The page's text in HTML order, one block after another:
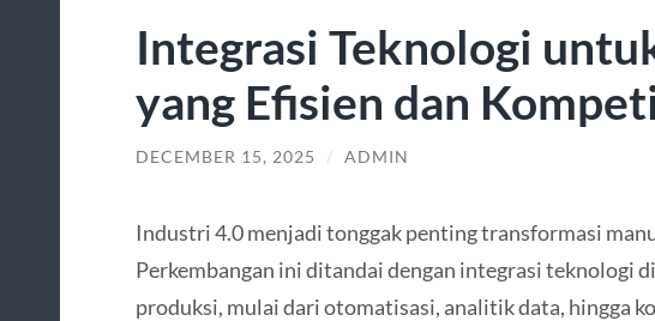
Integrasi Teknologi
yang Efisien dan
DECEMBER 15, 2025 / ADMIN
Industri 4.0 menjadi tonggak penting transformasi
Perkembangan ini ditandai dengan integrasi teknologi
produksi, mulai dari otomatisasi, analitik data, hingga